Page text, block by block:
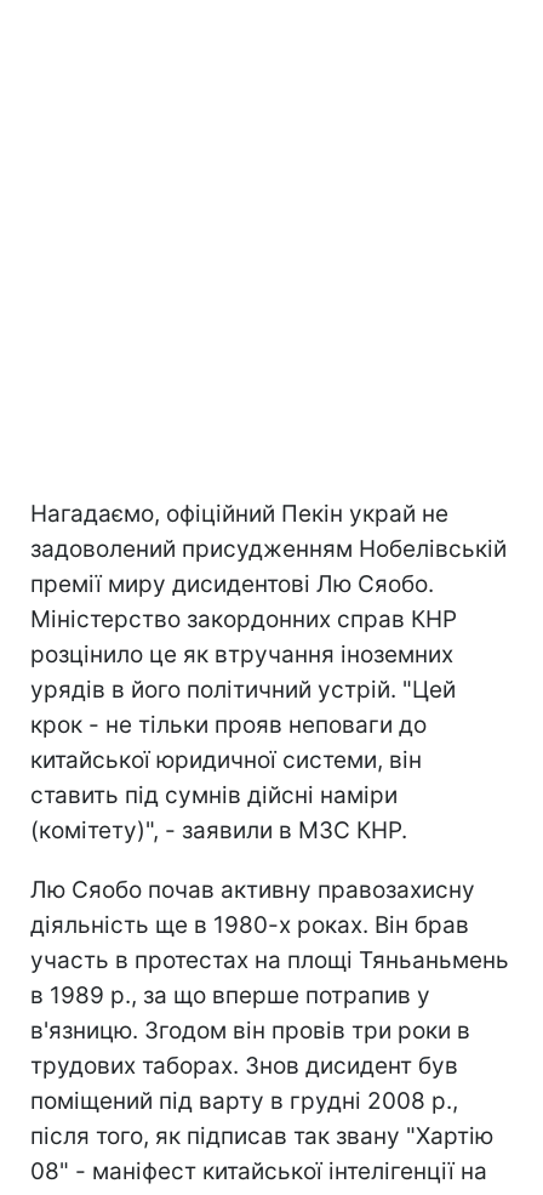
Нагадаємо, офіційний Пекін украй не
задоволений присудженням Нобелівській
премії миру дисидентові Лю Сяобо.
Міністерство закордонних справ КНР
розцінило це як втручання іноземних
урядів в його політичний устрій. "Цей
крок - не тільки прояв неповаги до
китайської юридичної системи, він
ставить під сумнів дійсні наміри
(комітету)", - заявили в МЗС КНР.
Лю Сяобо почав активну правозахисну
діяльність ще в 1980-х роках. Він брав
участь в протестах на площі Тяньаньмень
в 1989 р., за що вперше потрапив у
в'язницю. Згодом він провів три роки в
трудових таборах. Знов дисидент був
поміщений під варту в грудні 2008 р.,
після того, як підписав так звану "Хартію
08" - маніфест китайської інтелігенції на